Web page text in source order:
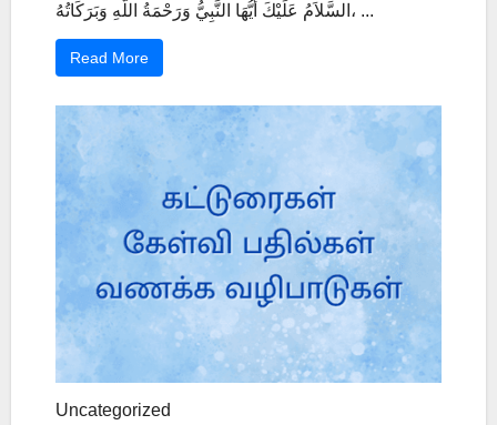
السَّلاَمُ عَلَيْكَ أَيُّهَا النَّبِيُّ وَرَحْمَةُ اللَّهِ وَبَرَكَاتُهُ، ...
Read More
Uncategorized